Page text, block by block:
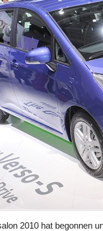
2010 hat begonnen